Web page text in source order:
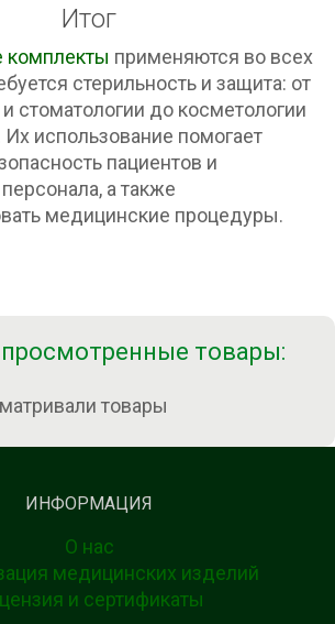
Итог
комплекты применяются во всех
стерильность и защита: от
стоматологии до косметологии
Их использование помогает
пациентов и
а также
медицинские процедуры.
товары:
товары
ИНФОРМАЦИЯ
О нас
медицинских изделий
и сертификаты